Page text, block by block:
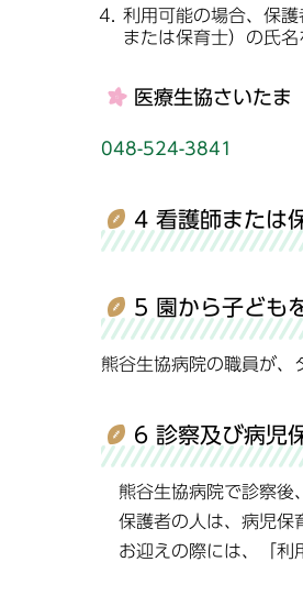
利用可能の場合、保
または保育士）の氏名
医療生協さいた
048-524-3841
4 看護師または
5 園から子ども
熊谷生協病院の職員が、
6 診察及び病児
熊谷生協病院で診察後
保護者の人は、病児保
お迎えの際には、「利